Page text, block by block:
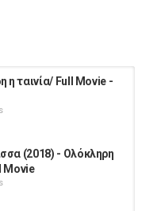
η ταινία/ Full Movie -
(2018) - Ολόκληρη
Movie